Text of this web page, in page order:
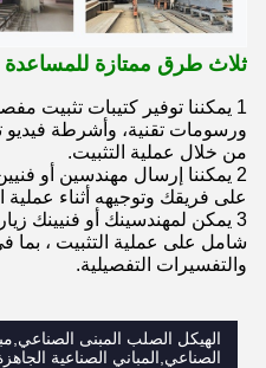
ثلاث طرق ممتازة
1 يمكننا توفير كتيبات تثبيت
ورسومات تقنية، وأشرطة فيديو
من خلال عملية التثبيت.
2 يمكننا إرسال مهندسين أو
على فريقك وتوجيهه أثناء عملية
3 يمكن لمهندسينك أو فنيينك
شامل على عملية التثبيت ، بما
والتفسيرات التفصيلية.
الهيكل الصلب المبنى
الصناعي,المباني الصناعية